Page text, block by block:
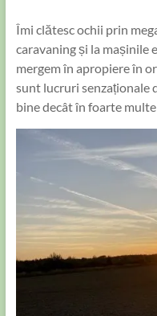
Îmi clătesc ochii prin
caravaning și la mașinile
mergem în apropiere în
sunt lucruri senzaționale
bine decât în foarte